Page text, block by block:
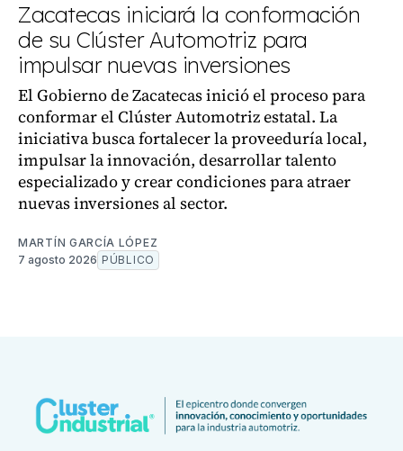
Zacatecas iniciará la conformación
de su Clúster Automotriz para
impulsar nuevas inversiones
El Gobierno de Zacatecas inició el proceso para
conformar el Clúster Automotriz estatal. La
iniciativa busca fortalecer la proveeduría local,
impulsar la innovación, desarrollar talento
especializado y crear condiciones para atraer
nuevas inversiones al sector.
MARTÍN GARCÍA LÓPEZ
7 agosto 2026 PÚBLICO